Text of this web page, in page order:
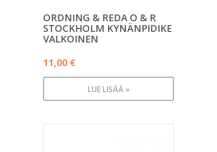
ORDNING & REDA O & R
STOCKHOLM KYNÄNPIDIKE
VALKOINEN
11,00 €
LUE LISÄÄ »